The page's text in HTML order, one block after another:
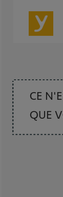
CE
QUE